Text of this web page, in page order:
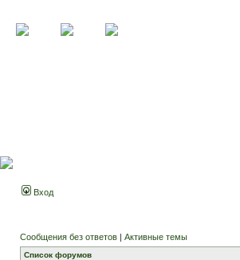
Вход
Сообщения без ответов | Активные темы
Список форумов